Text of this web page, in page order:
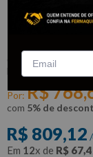
Chave de
e Encaixe
R104122
RAVEN
Por: R$768,
com 5% de
R$ 809,12
Em 12x de R$ 67,